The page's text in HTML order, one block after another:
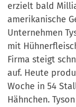
erzielt bald
amerikanische
Unternehmen
mit
Firma steigt
auf. Heute
Woche in 54
Hähnchen.